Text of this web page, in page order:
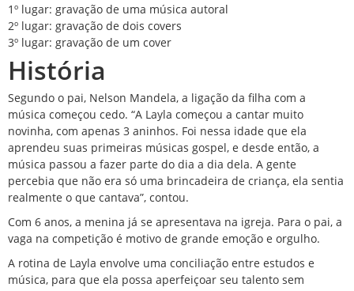
1º lugar: gravação de uma música autoral
2º lugar: gravação de dois covers
3º lugar: gravação de um cover
História
Segundo o pai, Nelson Mandela, a ligação da filha com a
música começou cedo. “A Layla começou a cantar muito
novinha, com apenas 3 aninhos. Foi nessa idade que ela
aprendeu suas primeiras músicas gospel, e desde então, a
música passou a fazer parte do dia a dia dela. A gente
percebia que não era só uma brincadeira de criança, ela sentia
realmente o que cantava”, contou.
Com 6 anos, a menina já se apresentava na igreja. Para o pai, a
vaga na competição é motivo de grande emoção e orgulho.
A rotina de Layla envolve uma conciliação entre estudos e
música, para que ela possa aperfeiçoar seu talento sem